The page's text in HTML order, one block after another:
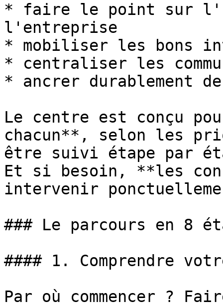
* faire le point sur
l'entreprise
* mobiliser les bons
* centraliser les
* ancrer durablement
Le centre est conçu
chacun**, selon les
être suivi étape par
Et si besoin, **les
intervenir
### Le parcours en 8
#### 1. Comprendre
Par où commencer ?